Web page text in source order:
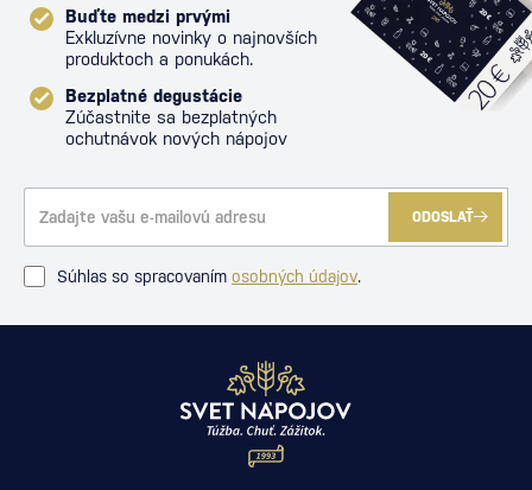
Buďte medzi prvými
Exkluzívne novinky o najnovších
produktoch a ponukách.
Bezplatné degustácie
Zúčastnite sa bezplatných
ochutnávok nových nápojov
ODOSLAŤ
Súhlas so spracovaním osobných údajov.